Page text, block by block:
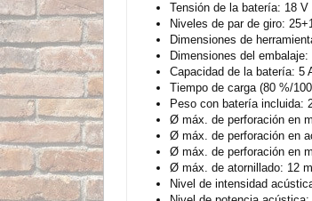
Tensión de la batería: 18 V
Niveles de par de giro:
Dimensiones de
Dimensiones del
Capacidad de la batería: 5
Tiempo de carga (80 %/
Peso con batería incluida:
Ø máx. de perforación en
Ø máx. de perforación en
Ø máx. de perforación en
Ø máx. de atornillado: 12
Nivel de intensidad